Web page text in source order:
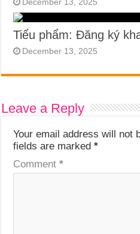
Tiểu phẩm: Đăng ký
December 13, 2025
Leave a Reply
Your email address will not
fields are marked*
Comment*